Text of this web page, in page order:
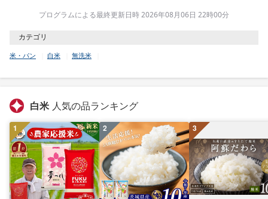
プログラムによる最終更新日時 2026年08月06日 22時00分
カテゴリ
米・パン 白米 無洗米
白米 人気の品ランキング
1 2 3